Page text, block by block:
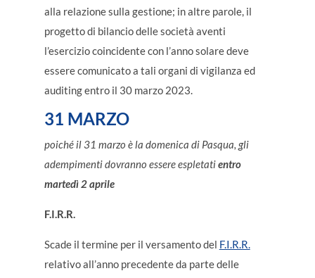
alla relazione sulla gestione; in altre parole, il
progetto di bilancio delle società aventi
l’esercizio coincidente con l’anno solare deve
essere comunicato a tali organi di vigilanza ed
auditing entro il 30 marzo 2023.
31 MARZO
poiché il 31 marzo è la domenica di Pasqua, gli
adempimenti dovranno essere espletatientro
martedì 2 aprile
F.I.R.R.
Scade il termine per il versamento del F.I.R.R.
relativo all’anno precedente da parte delle